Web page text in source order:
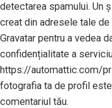
detectarea spamului. Un
creat din adresele tale
Gravatar pentru a vedea
confidențialitate a
https://automattic.com/
fotografia ta de profil
comentariul tău.